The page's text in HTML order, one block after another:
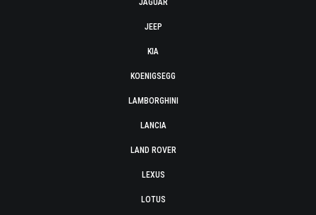
JAGUAR
JEEP
KIA
KOENIGSEGG
LAMBORGHINI
LANCIA
LAND ROVER
LEXUS
LOTUS